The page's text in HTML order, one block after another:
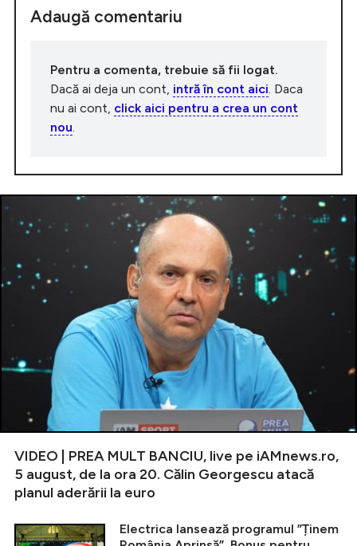
Adaugă comentariu
Pentru a comenta, trebuie să fii logat.
Dacă ai deja un cont, intră în cont aici. Daca
nu ai cont, click aici pentru a crea un cont
nou.
VIDEO | PREA MULT BANCIU, live pe iAMnews.ro,
5 august, de la ora 20. Călin Georgescu atacă
planul aderării la euro
Electrica lansează programul ”Ținem